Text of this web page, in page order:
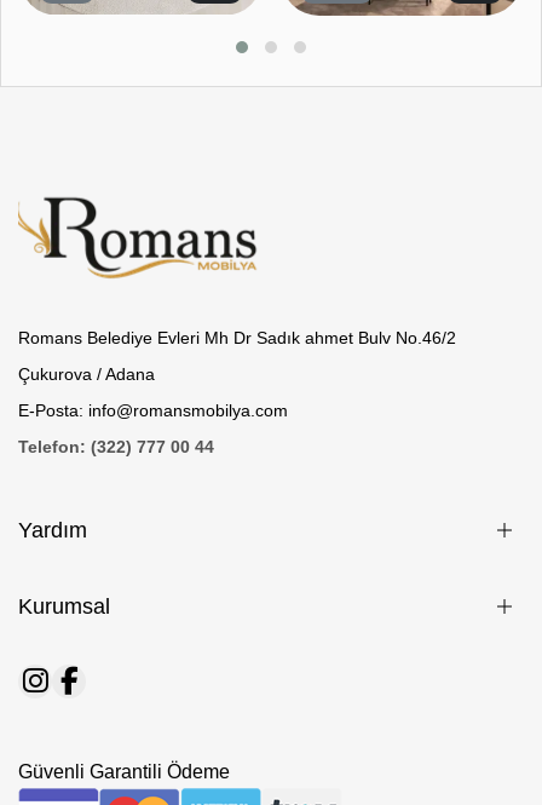
Romans Belediye Evleri Mh Dr Sadık ahmet Bulv No.46/2
Çukurova / Adana
E-Posta: info@romansmobilya.com
Telefon: (322) 777 00 44
Yardım
Kurumsal
Güvenli Garantili Ödeme